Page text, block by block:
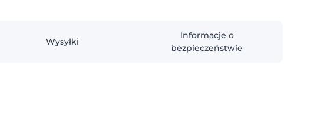
Wysyłki
Informacje o
bezpieczeństwie